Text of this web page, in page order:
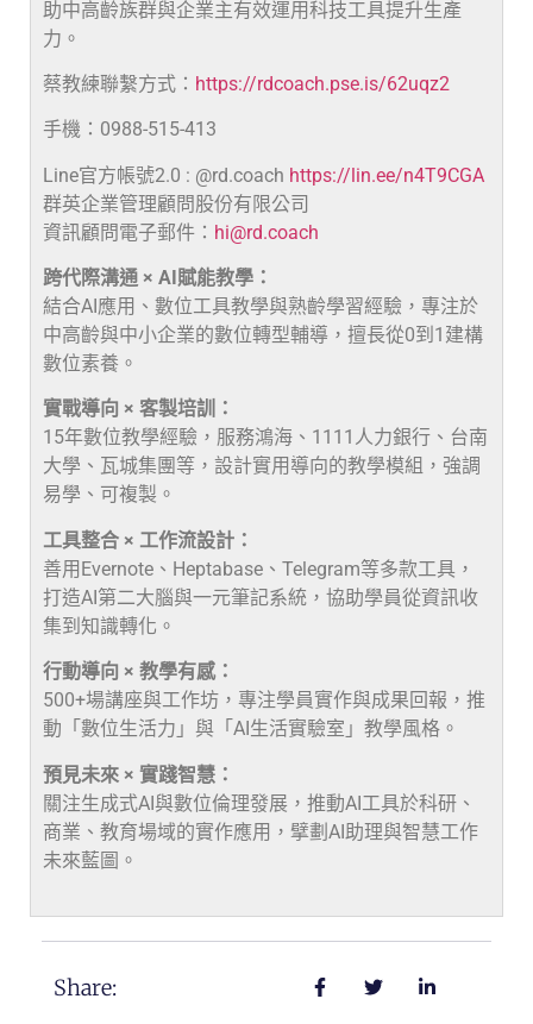
助中高齡族群與企業主有效運用科技工具提升生產
力。
蔡教練聯繫方式： https://rdcoach.pse.is/62uqz2
手機：0988-515-413
Line官方帳號2.0 : @rd.coach https://lin.ee/n4T9CGA
群英企業管理顧問股份有限公司
資訊顧問電子郵件： hi@rd.coach
跨代際溝通 × AI賦能教學：
結合AI應用、數位工具教學與熟齡學習經驗，專注於
中高齡與中小企業的數位轉型輔導，擅長從0到1建構
數位素養。
實戰導向 × 客製培訓：
15年數位教學經驗，服務鴻海、1111人力銀行、台南
大學、瓦城集團等，設計實用導向的教學模組，強調
易學、可複製。
工具整合 × 工作流設計：
善用Evernote、Heptabase、Telegram等多款工具，
打造AI第二大腦與一元筆記系統，協助學員從資訊收
集到知識轉化。
行動導向 × 教學有感：
500+場講座與工作坊，專注學員實作與成果回報，推
動「數位生活力」與「AI生活實驗室」教學風格。
預見未來 × 實踐智慧：
關注生成式AI與數位倫理發展，推動AI工具於科研、
商業、教育場域的實作應用，擘劃AI助理與智慧工作
未來藍圖。
Share: